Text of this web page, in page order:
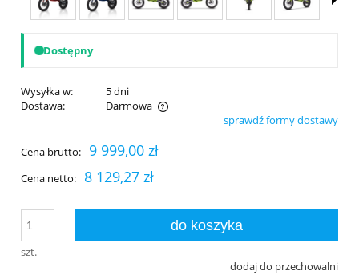
Dostępny
Wysyłka w:
5 dni
Dostawa:
Darmowa
Cena nie zawiera ewentualnych kosztów płatnościsprawdź formy dostawy
Cena brutto: 9 999,00 zł
Cena netto: 8 129,27 zł
szt.
do koszyka
dodaj do przechowalni